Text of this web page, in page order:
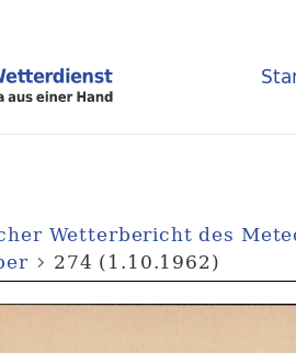
Wetterbericht des
274 (1.10.1962)